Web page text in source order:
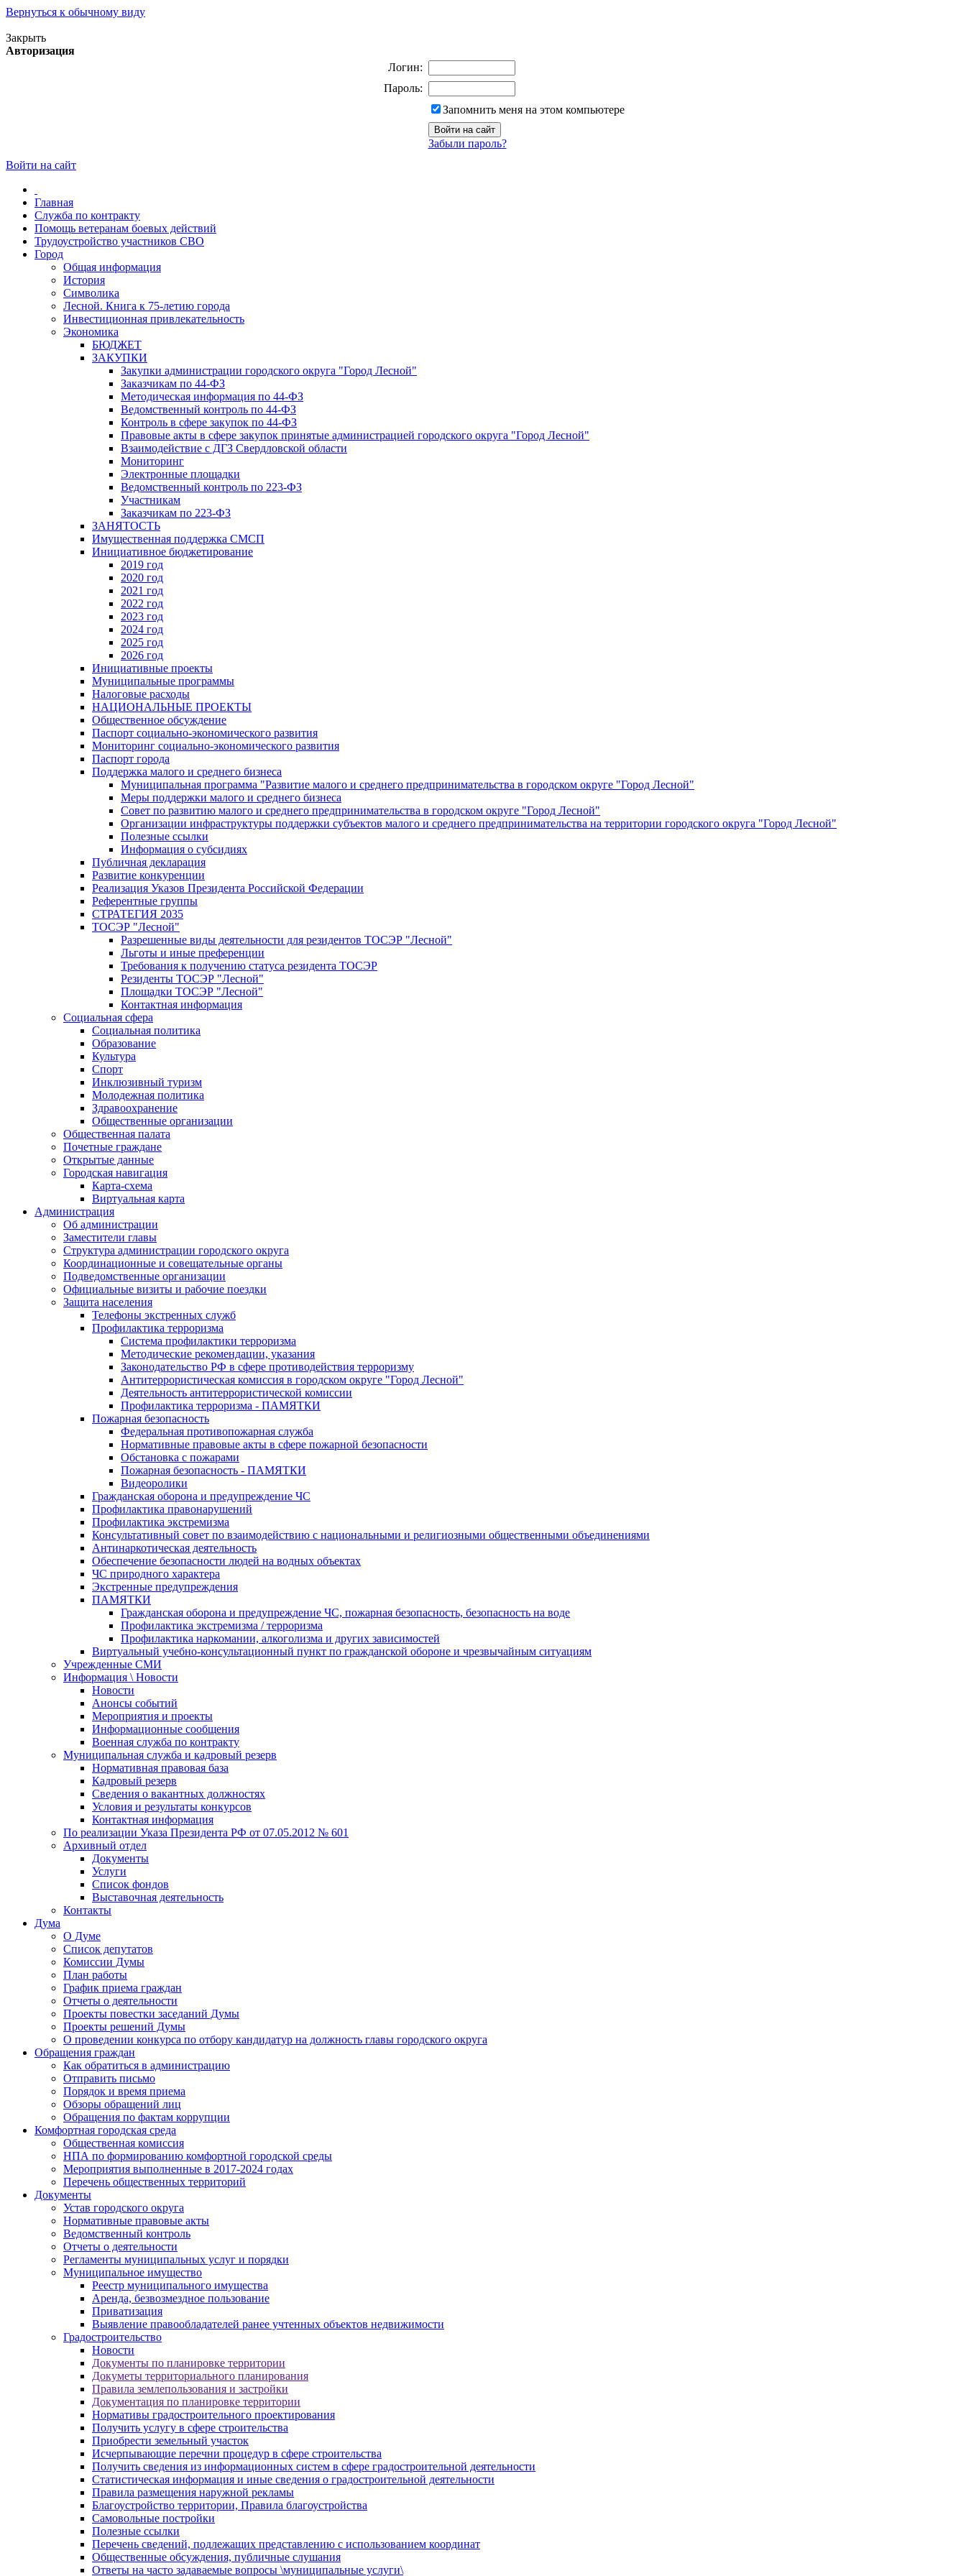
Вернуться к обычному виду
Закрыть
Авторизация
Логин:
Пароль:
Запомнить меня на этом компьютере
Забыли пароль?
Войти на сайт
Главная
Служба по контракту
Помощь ветеранам боевых действий
Трудоустройство участников СВО
Город
Общая информация
История
Символика
Лесной. Книга к 75-летию города
Инвестиционная привлекательность
Экономика
БЮДЖЕТ
ЗАКУПКИ
Закупки администрации городского округа "Город Лесной"
Заказчикам по 44-ФЗ
Методическая информация по 44-ФЗ
Ведомственный контроль по 44-ФЗ
Контроль в сфере закупок по 44-ФЗ
Правовые акты в сфере закупок принятые администрацией городского округа "Город Лесной"
Взаимодействие с ДГЗ Свердловской области
Мониторинг
Электронные площадки
Ведомственный контроль по 223-ФЗ
Участникам
Заказчикам по 223-ФЗ
ЗАНЯТОСТЬ
Имущественная поддержка СМСП
Инициативное бюджетирование
2019 год
2020 год
2021 год
2022 год
2023 год
2024 год
2025 год
2026 год
Инициативные проекты
Муниципальные программы
Налоговые расходы
НАЦИОНАЛЬНЫЕ ПРОЕКТЫ
Общественное обсуждение
Паспорт социально-экономического развития
Мониторинг социально-экономического развития
Паспорт города
Поддержка малого и среднего бизнеса
Муниципальная программа "Развитие малого и среднего предпринимательства в городском округе "Город Лесной"
Меры поддержки малого и среднего бизнеса
Совет по развитию малого и среднего предпринимательства в городском округе "Город Лесной"
Организации инфраструктуры поддержки субъектов малого и среднего предпринимательства на территории городского округа "Город Лесной"
Полезные ссылки
Информация о субсидиях
Публичная декларация
Развитие конкуренции
Реализация Указов Президента Российской Федерации
Референтные группы
СТРАТЕГИЯ 2035
ТОСЭР "Лесной"
Разрешенные виды деятельности для резидентов ТОСЭР "Лесной"
Льготы и иные преференции
Требования к получению статуса резидента ТОСЭР
Резиденты ТОСЭР "Лесной"
Площадки ТОСЭР "Лесной"
Контактная информация
Социальная сфера
Социальная политика
Образование
Культура
Спорт
Инклюзивный туризм
Молодежная политика
Здравоохранение
Общественные организации
Общественная палата
Почетные граждане
Открытые данные
Городская навигация
Карта-схема
Виртуальная карта
Администрация
Об администрации
Заместители главы
Структура администрации городского округа
Координационные и совещательные органы
Подведомственные организации
Официальные визиты и рабочие поездки
Защита населения
Телефоны экстренных служб
Профилактика терроризма
Система профилактики терроризма
Методические рекомендации, указания
Законодательство РФ в сфере противодействия терроризму
Антитеррористическая комиссия в городском округе "Город Лесной"
Деятельность антитеррористической комиссии
Профилактика терроризма - ПАМЯТКИ
Пожарная безопасность
Федеральная противопожарная служба
Нормативные правовые акты в сфере пожарной безопасности
Обстановка с пожарами
Пожарная безопасность - ПАМЯТКИ
Видеоролики
Гражданская оборона и предупреждение ЧС
Профилактика правонарушений
Профилактика экстремизма
Консультативный совет по взаимодействию с национальными и религиозными общественными объединениями
Антинаркотическая деятельность
Обеспечение безопасности людей на водных объектах
ЧС природного характера
Экстренные предупреждения
ПАМЯТКИ
Гражданская оборона и предупреждение ЧС, пожарная безопасность, безопасность на воде
Профилактика экстремизма / терроризма
Профилактика наркомании, алкоголизма и других зависимостей
Виртуальный учебно-консультационный пункт по гражданской обороне и чрезвычайным ситуациям
Учрежденные СМИ
Информация \ Новости
Новости
Анонсы событий
Мероприятия и проекты
Информационные сообщения
Военная служба по контракту
Муниципальная служба и кадровый резерв
Нормативная правовая база
Кадровый резерв
Сведения о вакантных должностях
Условия и результаты конкурсов
Контактная информация
По реализации Указа Президента РФ от 07.05.2012 № 601
Архивный отдел
Документы
Услуги
Список фондов
Выставочная деятельность
Контакты
Дума
О Думе
Список депутатов
Комиссии Думы
План работы
График приема граждан
Отчеты о деятельности
Проекты повестки заседаний Думы
Проекты решений Думы
О проведении конкурса по отбору кандидатур на должность главы городского округа
Обращения граждан
Как обратиться в администрацию
Отправить письмо
Порядок и время приема
Обзоры обращений лиц
Обращения по фактам коррупции
Комфортная городская среда
Общественная комиссия
НПА по формированию комфортной городской среды
Мероприятия выполненные в 2017-2024 годах
Перечень общественных территорий
Документы
Устав городского округа
Нормативные правовые акты
Ведомственный контроль
Отчеты о деятельности
Регламенты муниципальных услуг и порядки
Муниципальное имущество
Реестр муниципального имущества
Аренда, безвозмездное пользование
Приватизация
Выявление правообладателей ранее учтенных объектов недвижимости
Градостроительство
Новости
Документы по планировке территории
Докуметы территориального планирования
Правила землепользования и застройки
Документация по планировке территории
Нормативы градостроительного проектирования
Получить услугу в сфере строительства
Приобрести земельный участок
Исчерпывающие перечни процедур в сфере строительства
Получить сведения из информационных систем в сфере градостроительной деятельности
Статистическая информация и иные сведения о градостроительной деятельности
Правила размещения наружной рекламы
Благоустройство территории, Правила благоустройства
Самовольные постройки
Полезные ссылки
Перечень сведений, подлежащих представлению с использованием координат
Общественные обсуждения, публичные слушания
Ответы на часто задаваемые вопросы \муниципальные услуги\